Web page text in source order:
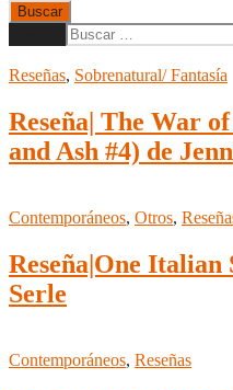
Buscar
Reseñas, Sobrenatural/ Fantasía
Reseña| The War
and Ash #4) de
Contemporáneos, Otros,
Reseña|One Italian
Serle
Contemporáneos, Reseñas